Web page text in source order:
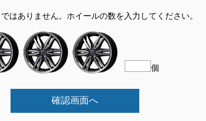
はありません。 ホイールの数を入力してください。
個
確認画面へ